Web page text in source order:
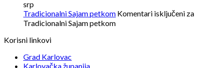
srp
Tradicionalni Sajam petkom Komentari isključeni za
Tradicionalni Sajam petkom
Korisni linkovi
Grad Karlovac
Karlovačka županija